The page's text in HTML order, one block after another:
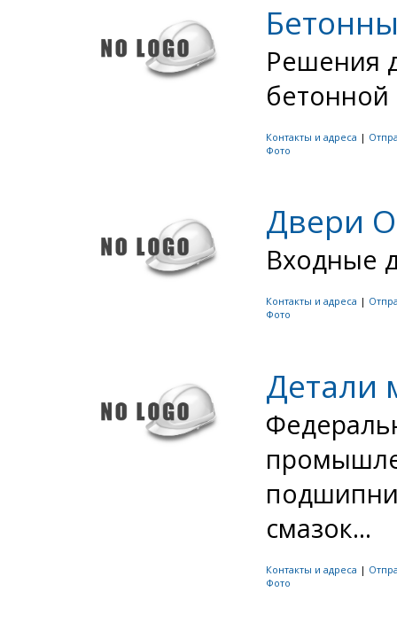
Решения
бетонной
Контакты и адреса |
Фото
Двери
Входные
Контакты и адреса |
Фото
Детали
смазок...
Контакты и адреса |
Фото